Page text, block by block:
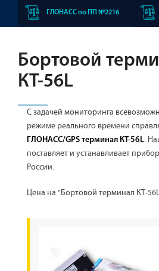
ГЛОНАСС по ПП №2216
Бортовой
КТ-56L
C задачей мониторинга
режиме реального времени
ГЛОНАСС/GPS терминал КТ-56L.
поставляет и устанавливает
России.
Цена на "Бортовой терминал КТ-